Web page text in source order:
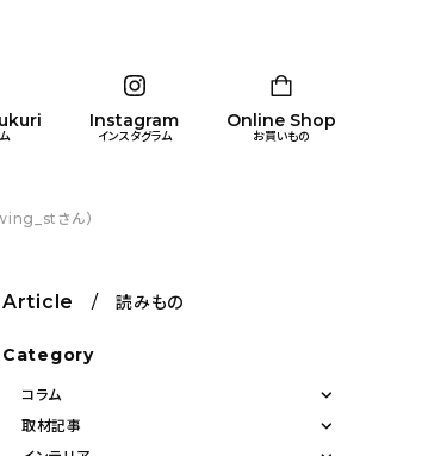
Instagram
インスタグラム
Online Shop
お買いもの
暮らし
さん）
Article / 読みもの
Category
コラム
取材記事